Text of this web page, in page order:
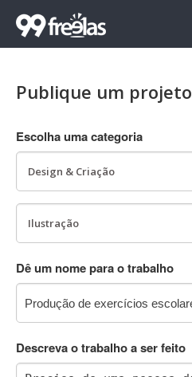
Publique um projeto
Escolha uma categoria
Dê um nome para o trabalho
Descreva o trabalho a ser feito